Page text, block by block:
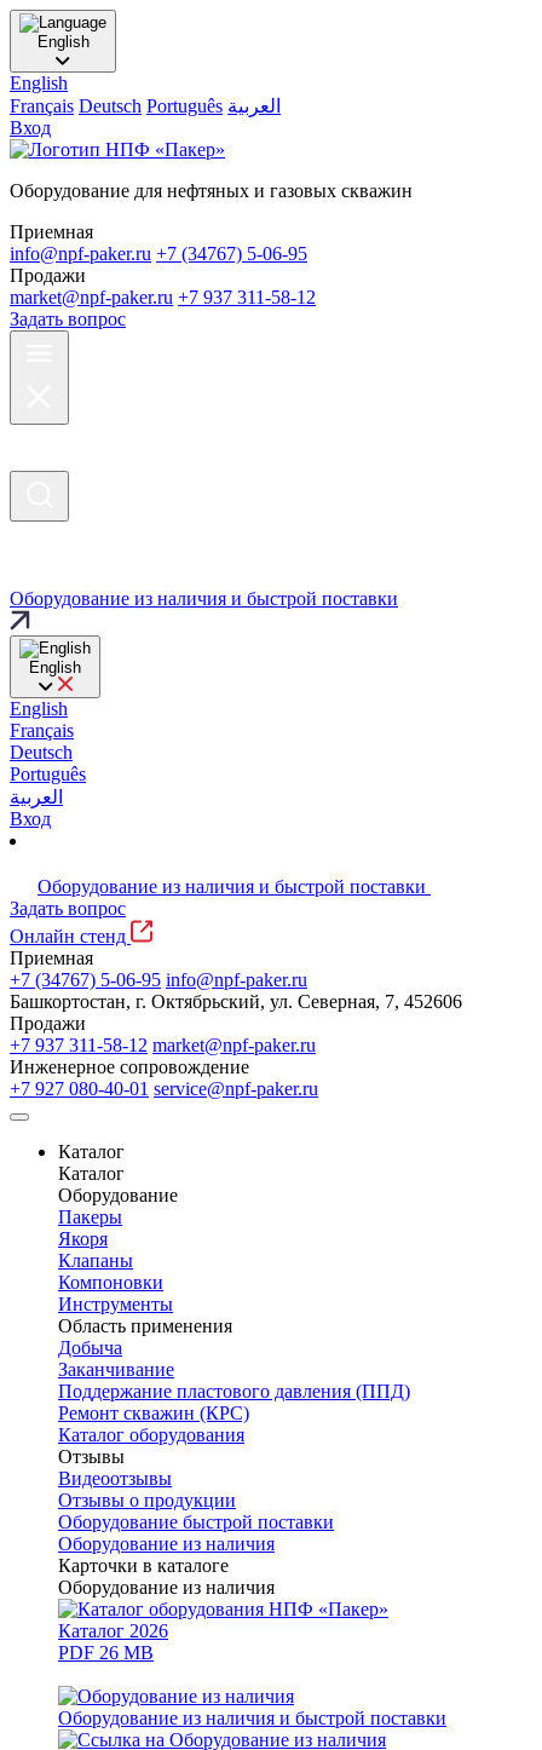
English
English
Français Deutsch Português العربية
Вход
Оборудование для нефтяных и газовых скважин
Приемная
info@npf-paker.ru +7 (34767) 5-06-95
Продажи
market@npf-paker.ru +7 937 311-58-12
Задать вопрос
Оборудование из наличия и быстрой поставки
English
English
Français
Deutsch
Português
العربية
Вход
Оборудование из наличия и быстрой поставки
Задать вопрос
Онлайн стенд
Приемная
+7 (34767) 5-06-95 info@npf-paker.ru
Башкортостан, г. Октябрьский, ул. Северная, 7, 452606
Продажи
+7 937 311-58-12 market@npf-paker.ru
Инженерное сопровождение
+7 927 080-40-01 service@npf-paker.ru
Каталог
Каталог
Оборудование
Пакеры
Якоря
Клапаны
Компоновки
Инструменты
Область применения
Добыча
Заканчивание
Поддержание пластового давления (ППД)
Ремонт скважин (КРС)
Каталог оборудования
Отзывы
Видеоотзывы
Отзывы о продукции
Оборудование быстрой поставки
Оборудование из наличия
Карточки в каталоге
Оборудование из наличия
Каталог 2026
PDF 26 MB
Оборудование из наличия и быстрой поставки